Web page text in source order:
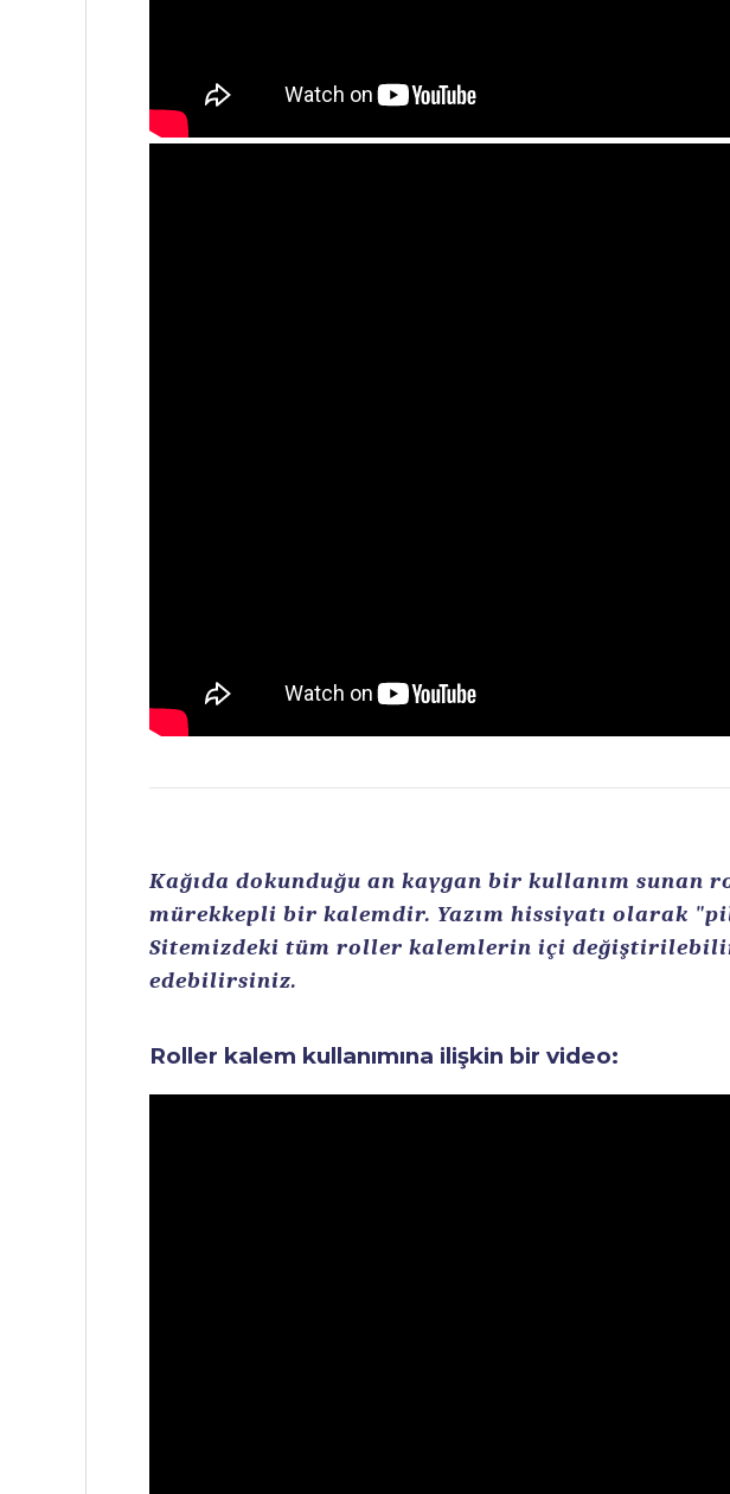
Kağıda dokunduğu an kaygan bir kullanım
mürekkepli bir kalemdir. Yazım hissiyatı olarak
Sitemizdeki tüm roller kalemlerin içi
edebilirsiniz.
Roller kalem kullanımına ilişkin bir video: